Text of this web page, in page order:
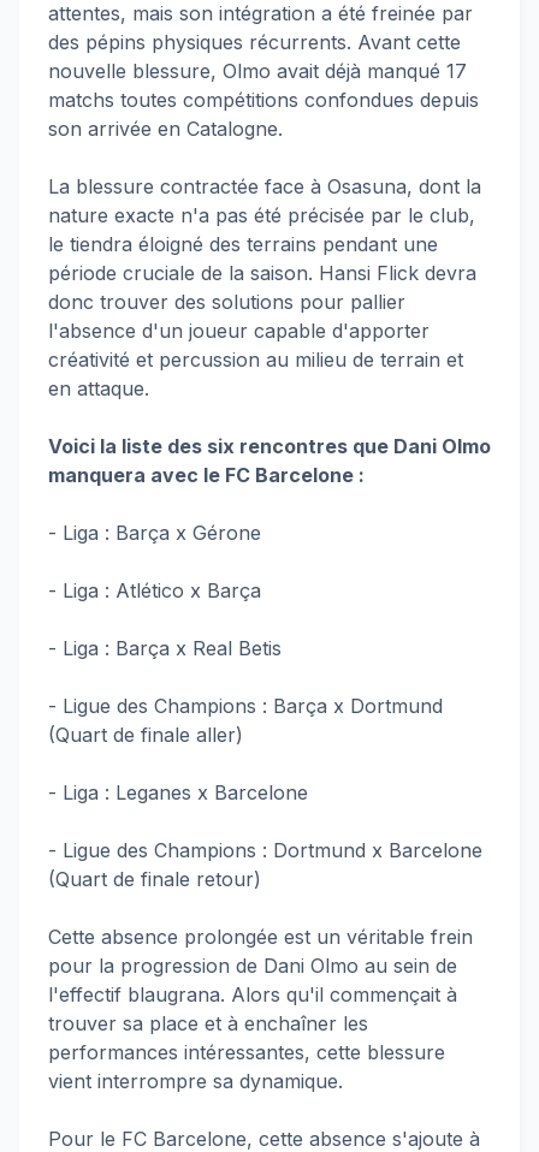
attentes, mais son intégration a été freinée par
des pépins physiques récurrents. Avant cette
nouvelle blessure, Olmo avait déjà manqué 17
matchs toutes compétitions confondues depuis
son arrivée en Catalogne.
La blessure contractée face à Osasuna, dont la
nature exacte n'a pas été précisée par le club,
le tiendra éloigné des terrains pendant une
période cruciale de la saison. Hansi Flick devra
donc trouver des solutions pour pallier
l'absence d'un joueur capable d'apporter
créativité et percussion au milieu de terrain et
en attaque.
Voici la liste des six rencontres que Dani Olmo
manquera avec le FC Barcelone :
- Liga : Barça x Gérone
- Liga : Atlético x Barça
- Liga : Barça x Real Betis
- Ligue des Champions : Barça x Dortmund
(Quart de finale aller)
- Liga : Leganes x Barcelone
- Ligue des Champions : Dortmund x Barcelone
(Quart de finale retour)
Cette absence prolongée est un véritable frein
pour la progression de Dani Olmo au sein de
l'effectif blaugrana. Alors qu'il commençait à
trouver sa place et à enchaîner les
performances intéressantes, cette blessure
vient interrompre sa dynamique.
Pour le FC Barcelone, cette absence s'ajoute à